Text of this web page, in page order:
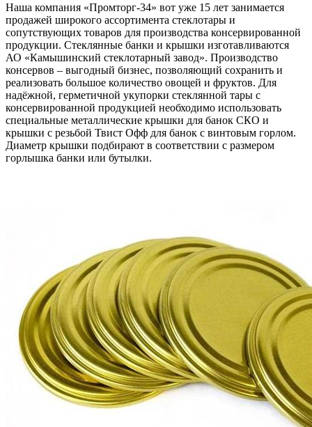
Наша компания «Промторг-34» вот уже 15 лет занимается
продажей широкого ассортимента стеклотары и
сопутствующих товаров для производства консервированной
продукции. Стеклянные банки и крышки изготавливаются
АО «Камышинский стеклотарный завод». Производство
консервов – выгодный бизнес, позволяющий сохранить и
реализовать большое количество овощей и фруктов. Для
надёжной, герметичной укупорки стеклянной тары с
консервированной продукцией необходимо использовать
специальные металлические крышки для банок СКО и
крышки с резьбой Твист Офф для банок с винтовым горлом.
Диаметр крышки подбирают в соответствии с размером
горлышка банки или бутылки.